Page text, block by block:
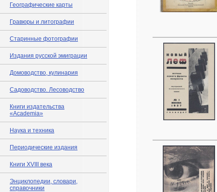
Географические карты
Гравюры и литографии
Старинные фотографии
Издания русской эмиграции
Домоводство, кулинария
Садоводство. Лесоводство
Книги издательства
«Academia»
Наука и техника
Периодические издания
Книги XVIII века
Энциклопедии, словари,
справочники